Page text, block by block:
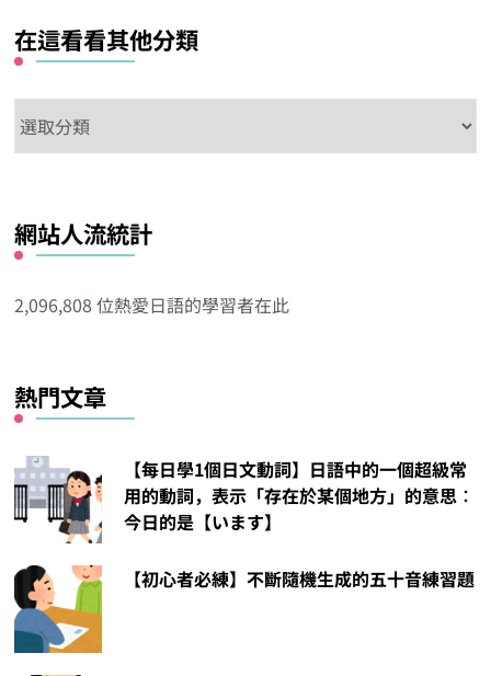
在這看看其他分類
這
其
他
類
網站人流統計
2,096,808 位熱愛日語的學習者在此
熱門文章
【每日學1個日文動詞】日語中的一個超級常
用的動詞，表示「存在於某個地方」的意思︰
今日的是【います】
【初心者必練】不斷隨機生成的五十音練習題